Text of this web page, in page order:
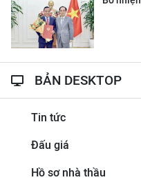
BẢN DESKTOP
Tin tức
Đấu giá
Hồ sơ nhà thầu